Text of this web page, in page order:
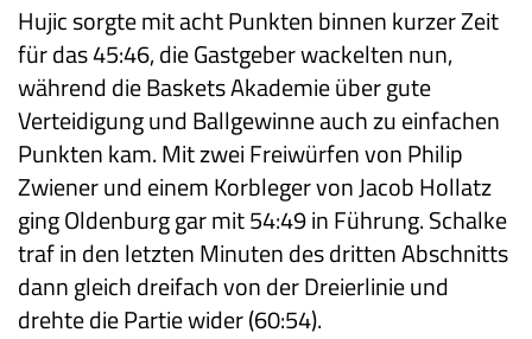
Hujic sorgte mit acht Punkten binnen kurzer Zeit
für das 45:46, die Gastgeber wackelten nun,
während die Baskets Akademie über gute
Verteidigung und Ballgewinne auch zu einfachen
Punkten kam. Mit zwei Freiwürfen von Philip
Zwiener und einem Korbleger von Jacob Hollatz
ging Oldenburg gar mit 54:49 in Führung. Schalke
traf in den letzten Minuten des dritten Abschnitts
dann gleich dreifach von der Dreierlinie und
drehte die Partie wider (60:54).